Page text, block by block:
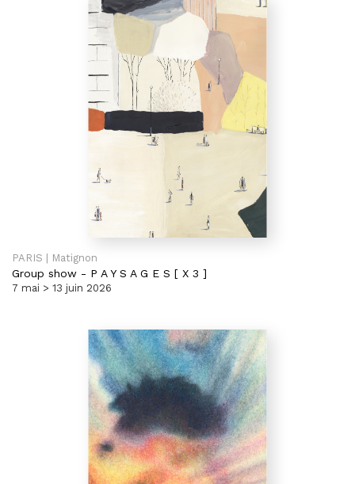
PARIS | Matignon
Group show - P A Y S A G E S [ X 3 ]
7 mai > 13 juin 2026